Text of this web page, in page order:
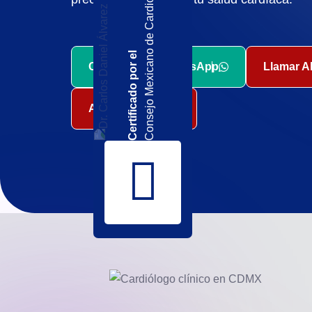
Contactar Vía WhatsApp Llamar
Agenda Tu Cita
Certificado por elConsejo Mexicano de Cardiología